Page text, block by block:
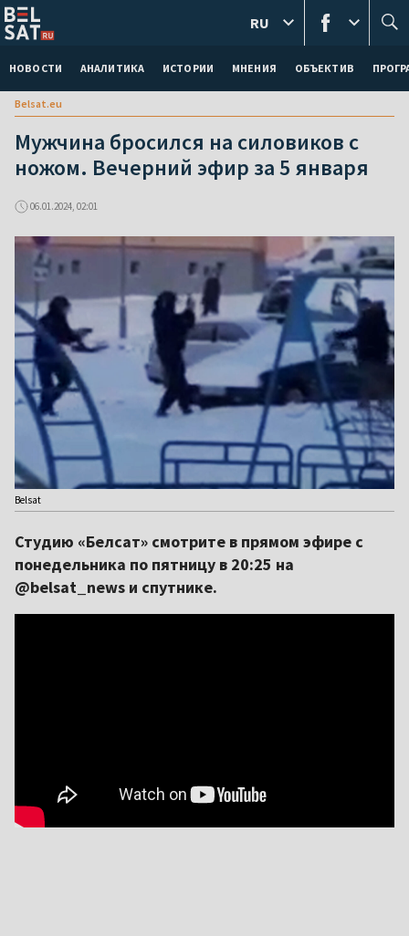
НОВОСТИ АНАЛИТИКА ИСТОРИИ МНЕНИЯ ОБЪЕКТИВ
RU
Belsat.eu
Мужчина бросился на силовиков с
ножом. Вечерний эфир за 5 января
06.01.2024, 02:01
Belsat
Студию «Белсат» смотрите в прямом эфире с
понедельника по пятницу в 20:25 на
@belsat_news и спутнике.